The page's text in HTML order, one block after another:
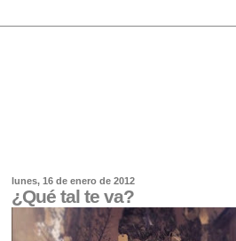
lunes, 16 de enero de 2012
¿Qué tal te va?